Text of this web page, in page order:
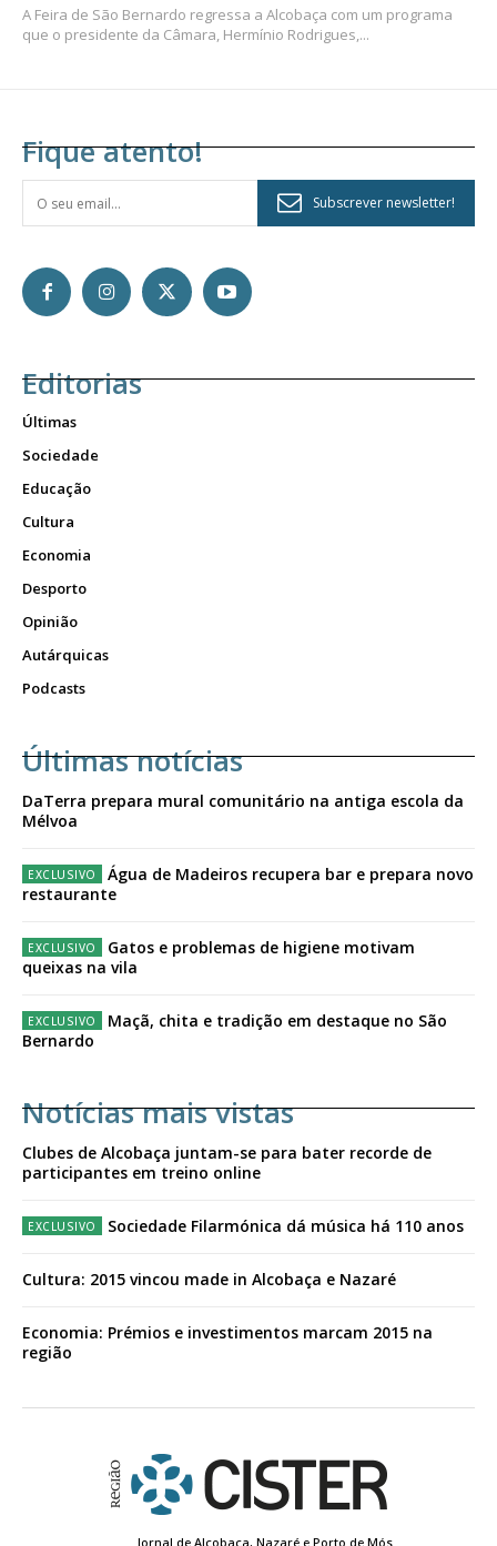
A Feira de São Bernardo regressa a Alcobaça com um programa
que o presidente da Câmara, Hermínio Rodrigues,...
Fique atento!
Subscrever newsletter!
Editorias
Últimas
Sociedade
Educação
Cultura
Economia
Desporto
Opinião
Autárquicas
Podcasts
Últimas notícias
DaTerra prepara mural comunitário na antiga escola da
Mélvoa
Água de Madeiros recupera bar e prepara novo
restaurante
Gatos e problemas de higiene motivam
queixas na vila
Maçã, chita e tradição em destaque no São
Bernardo
Notícias mais vistas
Clubes de Alcobaça juntam-se para bater recorde de
participantes em treino online
Sociedade Filarmónica dá música há 110 anos
Cultura: 2015 vincou made in Alcobaça e Nazaré
Economia: Prémios e investimentos marcam 2015 na
região
Jornal de Alcobaça, Nazaré e Porto de Mós